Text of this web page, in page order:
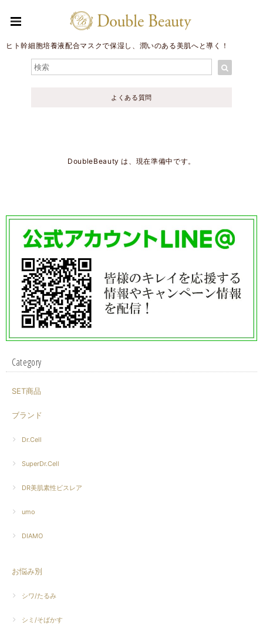
ヒト幹細胞培養液配合マスクで保湿し、潤いのある美肌へと導く！
よくある質問
DoubleBeauty は、現在準備中です。
Category
SET商品
ブランド
Dr.Cell
SuperDr.Cell
DR美肌素性ビスレア
umo
DIAMO
お悩み別
シワ/たるみ
シミ/そばかす